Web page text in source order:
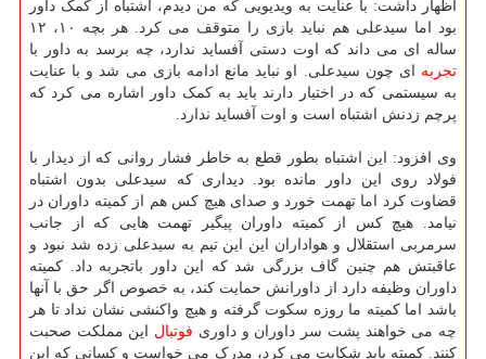
اظهار داشت: با عنایت به ویدیویی که من دیدم، اشتباه از کمک داور
بود اما سیدعلی هم نباید بازی را متوقف می کرد. هر بچه ۱۰، ۱۲
ساله ای می داند که اوت دستی آفساید ندارد، چه برسد به داور با
تجربه ای چون سیدعلی. او نباید مانع ادامه بازی می شد و با عنایت
به سیستمی که در اختیار دارند باید به کمک داور اشاره می کرد که
پرچم زدنش اشتباه است و اوت آفساید ندارد.
وی افزود: این اشتباه بطور قطع به خاطر فشار روانی که از دیدار با
فولاد روی این داور مانده بود. دیداری که سیدعلی بدون اشتباه
قضاوت کرد اما تهمت خورد و صدای هیچ کس هم از کمیته داوران در
نیامد. هیچ کس از کمیته داوران پیگیر تهمت هایی که از جانب
سرمربی استقلال و هواداران این این تیم به سیدعلی زده شد نبود و
عاقبتش هم چنین گاف بزرگی شد که این داور باتجربه داد. کمیته
داوران وظیفه دارد از داورانش حمایت کند، به خصوص اگر حق با آنها
باشد اما کمیته ما روزه سکوت گرفته و هیچ واکنشی نشان نداد تا هر
چه می خواهند پشت سر داوران و داوری فوتبال این مملکت صحبت
کنند. کمیته باید شکایت می کرد، مدرک می خواست و کسانی که این